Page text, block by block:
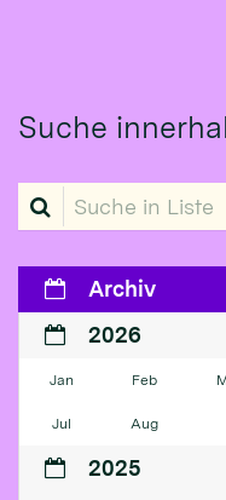
Suche
Suche in Liste
Archiv
2026
Jan Feb
Jul Aug
2025